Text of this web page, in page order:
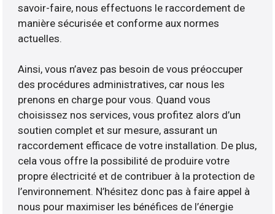
savoir-faire, nous effectuons le raccordement de
manière sécurisée et conforme aux normes
actuelles.
Ainsi, vous n’avez pas besoin de vous préoccuper
des procédures administratives, car nous les
prenons en charge pour vous. Quand vous
choisissez nos services, vous profitez alors d’un
soutien complet et sur mesure, assurant un
raccordement efficace de votre installation. De plus,
cela vous offre la possibilité de produire votre
propre électricité et de contribuer à la protection de
l’environnement. N’hésitez donc pas à faire appel à
nous pour maximiser les bénéfices de l’énergie